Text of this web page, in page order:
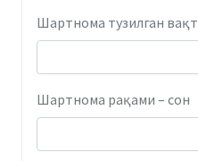
Шартнома тузилган вақт
Шартнома рақами – сон